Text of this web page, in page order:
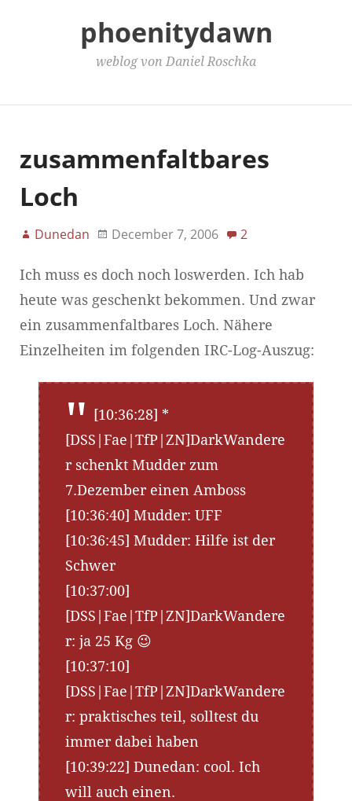
phoenitydawn
weblog von Daniel Roschka
zusammenfaltbares
Loch
Dunedan December 7, 2006 2
Ich muss es doch noch loswerden. Ich hab
heute was geschenkt bekommen. Und zwar
ein zusammenfaltbares Loch. Nähere
Einzelheiten im folgenden IRC-Log-Auszug:
[10:36:28] *
[DSS|Fae|TfP|ZN]DarkWandere
r schenkt Mudder zum
7.Dezember einen Amboss
[10:36:40] Mudder: UFF
[10:36:45] Mudder: Hilfe ist der
Schwer
[10:37:00]
[DSS|Fae|TfP|ZN]DarkWandere
r: ja 25 Kg 😉
[10:37:10]
[DSS|Fae|TfP|ZN]DarkWandere
r: praktisches teil, solltest du
immer dabei haben
[10:39:22] Dunedan: cool. Ich
will auch einen.